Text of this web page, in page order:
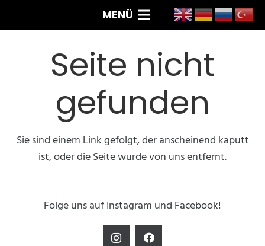
MENÜ
Seite nicht
gefunden
Sie sind einem Link gefolgt, der anscheinend kaputt
ist, oder die Seite wurde von uns entfernt.
Folge uns auf Instagram und Facebook!